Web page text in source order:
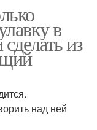
в
из
над ней